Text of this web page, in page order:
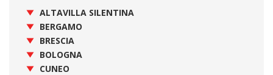
ALTAVILLA SILENTINA
BERGAMO
BRESCIA
BOLOGNA
CUNEO